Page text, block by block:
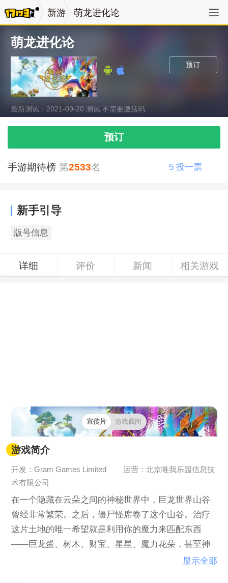
新游 萌龙进化论
萌龙进化论
预订
最新测试：2021-09-20 测试 不需要激活码
预订
手游期待榜 第2533名 5 投一票
新手引导
版号信息
详细 评价 新闻 相关游戏
宣传片 游戏截图
游戏简介
开发：Gram Games Limited
运营：北京唯我乐园信息技
术有限公司
在一个隐藏在云朵之间的神秘世界中，巨龙世界山谷
曾经非常繁荣。之后，僵尸怪席卷了这个山谷。治疗
这片土地的唯一希望就是利用你的魔力来匹配东西
——巨龙蛋、树木、财宝、星星、魔力花朵，甚至神
显示全部